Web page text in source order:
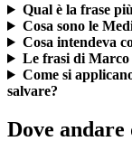
Qual è la frase
Cosa sono le
Cosa intendeva
Le frasi di Marco
Come si
salvare?
Dove andare